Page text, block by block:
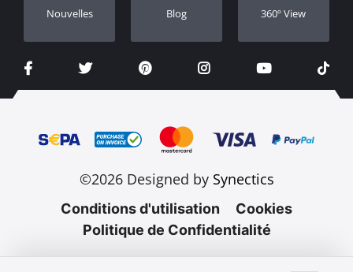
Nouvelles Blog 360º View
©2026 Designed by Synectics
Conditions d'utilisation
Cookies
Politique de Confidentialité